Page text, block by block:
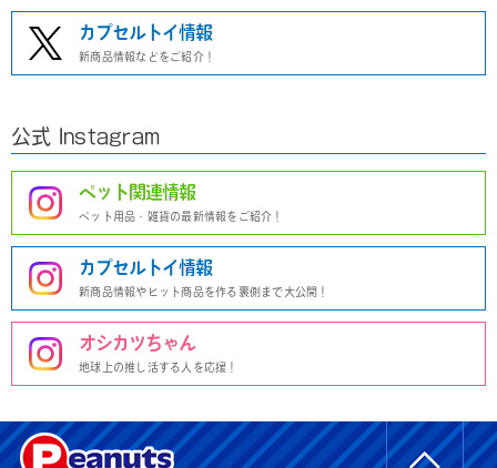
カプセルトイ情報
新商品情報などをご紹介！
公式 Instagram
ペット関連情報
ペット用品・雑貨の最新情報をご紹介！
カプセルトイ情報
新商品情報やヒット商品を作る裏側まで大公開！
オシカツちゃん
地球上の推し活する人を応援！